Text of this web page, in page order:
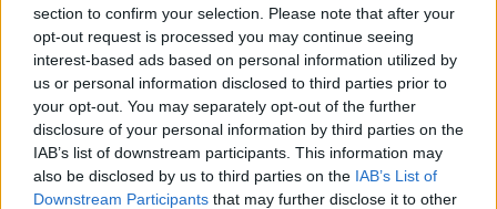
section to confirm your selection. Please note that after your
opt-out request is processed you may continue seeing
interest-based ads based on personal information utilized by
us or personal information disclosed to third parties prior to
your opt-out. You may separately opt-out of the further
disclosure of your personal information by third parties on the
IAB’s list of downstream participants. This information may
also be disclosed by us to third parties on the IAB’s List of
Downstream Participants that may further disclose it to other
Σύμφωνα με τον Μπόρισκα, είναι αθάνατοι και
σταματούν να γερνούν σε ηλικία 35 ετών. Είναι
επίσης τεχνολογικά προηγμένοι και ικανοί για
διαγαλαξιακά ταξίδια.